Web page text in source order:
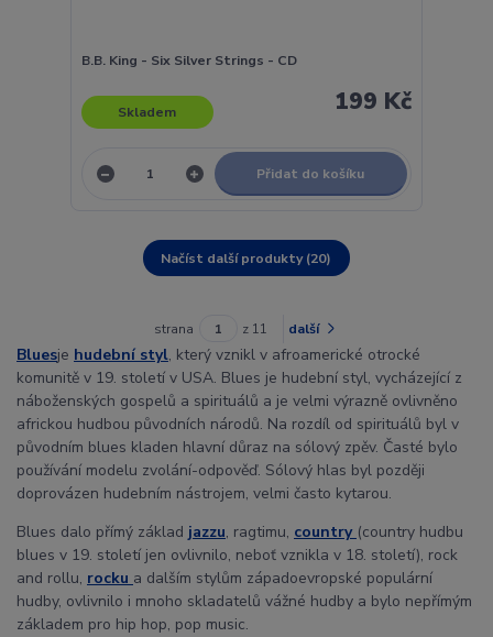
B.B. King - Six Silver Strings - CD
199 Kč
Skladem
Přidat do košíku
Načíst další produkty (20)
strana z 11 další
Bluesje hudební styl, který vznikl v afroamerické otrocké
komunitě v 19. století v USA. Blues je hudební styl, vycházející z
náboženských gospelů a spirituálů a je velmi výrazně ovlivněno
africkou hudbou původních národů. Na rozdíl od spirituálů byl v
původním blues kladen hlavní důraz na sólový zpěv. Časté bylo
používání modelu zvolání-odpověď. Sólový hlas byl později
doprovázen hudebním nástrojem, velmi často kytarou.
Blues dalo přímý základ jazzu, ragtimu, country (country hudbu
blues v 19. století jen ovlivnilo, neboť vznikla v 18. století), rock
and rollu, rocku a dalším stylům západoevropské populární
hudby, ovlivnilo i mnoho skladatelů vážné hudby a bylo nepřímým
základem pro hip hop, pop music.